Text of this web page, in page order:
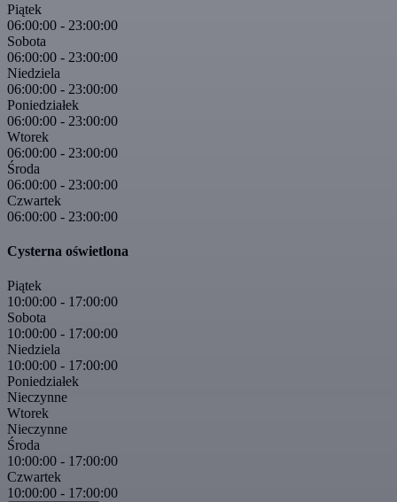
Piątek
06:00:00 - 23:00:00
Sobota
06:00:00 - 23:00:00
Niedziela
06:00:00 - 23:00:00
Poniedziałek
06:00:00 - 23:00:00
Wtorek
06:00:00 - 23:00:00
Środa
06:00:00 - 23:00:00
Czwartek
06:00:00 - 23:00:00
Cysterna oświetlona
Piątek
10:00:00 - 17:00:00
Sobota
10:00:00 - 17:00:00
Niedziela
10:00:00 - 17:00:00
Poniedziałek
Nieczynne
Wtorek
Nieczynne
Środa
10:00:00 - 17:00:00
Czwartek
10:00:00 - 17:00:00